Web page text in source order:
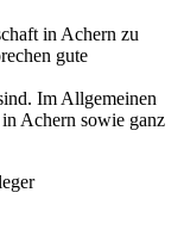
in Achern zu
gute
Im Allgemeinen
Achern sowie ganz